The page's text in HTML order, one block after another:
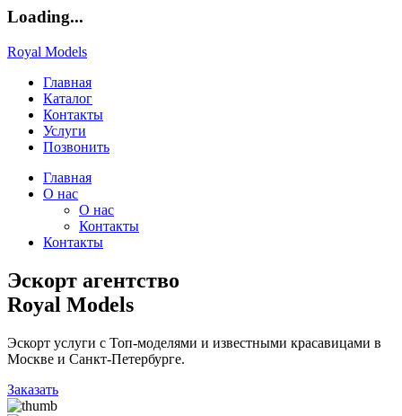
Loading...
Royal Models
Главная
Каталог
Контакты
Услуги
Позвонить
Главная
О нас
О нас
Контакты
Контакты
Эскорт агентство
Royal Models
Эскорт услуги с Топ-моделями и известными красавицами в
Москве и Санкт-Петербурге.
Заказать